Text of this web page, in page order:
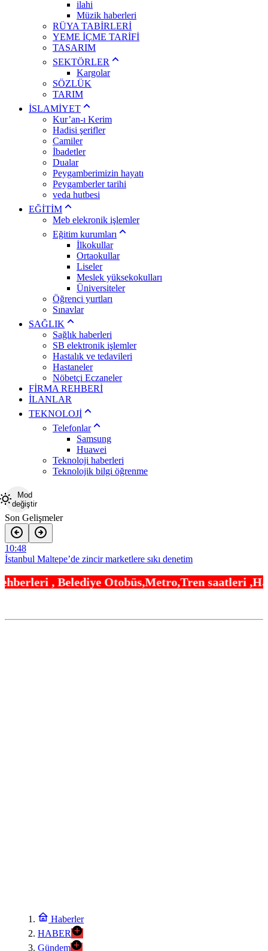
ilahi
Müzik haberleri
RÜYA TABİRLERİ
YEME İÇME TARİFİ
TASARIM
SEKTÖRLER
Kargolar
SÖZLÜK
TARIM
İSLAMİYET
Kur’an-ı Kerim
Hadisi şerifler
Camiler
İbadetler
Dualar
Peygamberimizin hayatı
Peygamberler tarihi
veda hutbesi
EĞİTİM
Meb elekronik işlemler
Eğitim kurumları
İlkokullar
Ortaokullar
Liseler
Meslek yüksekokulları
Üniversiteler
Öğrenci yurtları
Sınavlar
SAĞLIK
Sağlık haberleri
SB elektronik işlemler
Hastalık ve tedavileri
Hastaneler
Nöbetçi Eczaneler
FİRMA REHBERİ
İLANLAR
TEKNOLOJİ
Telefonlar
Samsung
Huawei
Teknoloji haberleri
Teknolojik bilgi öğrenme
Mod
değiştir
Son Gelişmeler
10:48
İstanbul Maltepe’de zincir marketlere sıkı denetim
Ankara Keçiören’de ailelere etkili ebeveynlik eğitimi
10:36
KAYTUR’dan Kayserililere büyük hizmetler
Otobüs,Metro,Tren saatleri
Haberler
HABER
Gündem